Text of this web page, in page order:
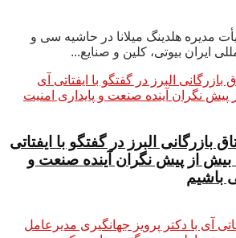
مدیره هلدینگ میلانا در حاشیه سی و
ایران بیوتی، کلین و صنایع...
بازرگانی البرز در گفتگو با ایفتاتی
بیش از پیش نگران آینده صنعت و
باشیم